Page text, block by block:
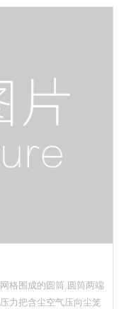
然也采用的两种不同滤
围成的圆筒,圆筒两端
力把含尘空气压向尘笼